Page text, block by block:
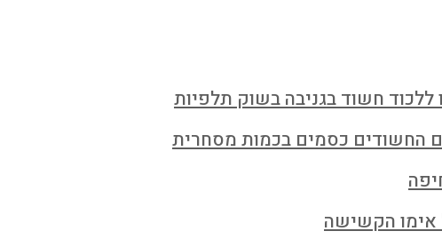
ללכוד חשוד בגניבה בשוק תלפיות
החשודים כסמים בכמות מסחרית